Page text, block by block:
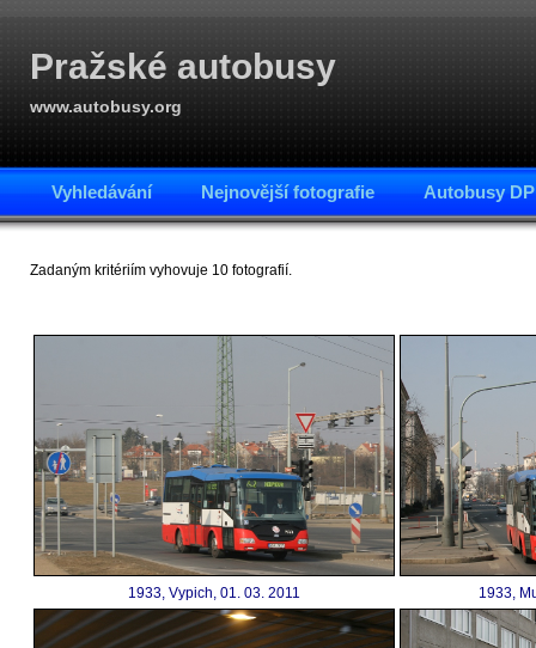
Pražské autobusy
www.autobusy.org
Vyhledávání Nejnovější fotografie Autobusy
Zadaným kritériím vyhovuje 10 fotografií.
1933, Vypich, 01. 03. 2011 1933,